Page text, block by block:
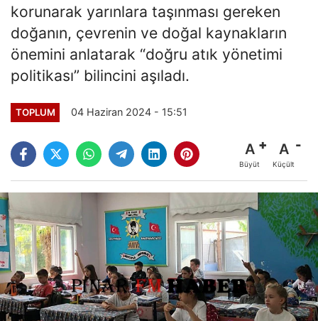
korunarak yarınlara taşınması gereken
doğanın, çevrenin ve doğal kaynakların
önemini anlatarak “doğru atık yönetimi
politikası” bilincini aşıladı.
TOPLUM 04 Haziran 2024 - 15:51
A
Büyüt
A
Küçült